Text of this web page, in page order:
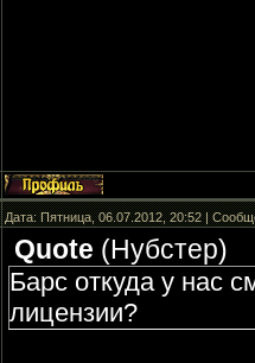
Дата: Пятница, 06.07.2012, 20:52 |
Quote (Нубстер)
Барс откуда у нас
лицензии?